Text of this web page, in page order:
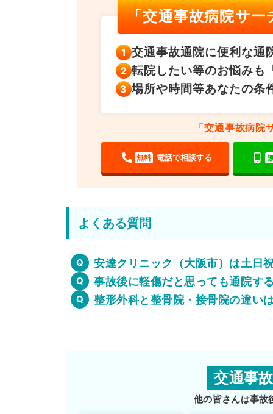
「交通事故病院サ
交通事故通院に便利な通
転院したい等のお悩みも
場所や時間等あなたの条
「交通事故病院
無料 電話で相談する
よくある質問
安達クリニック（大阪市）は土日
事故後に軽傷だと思っても通院す
整形外科と整骨院・接骨院の違い
交通事
他の皆さんは事故